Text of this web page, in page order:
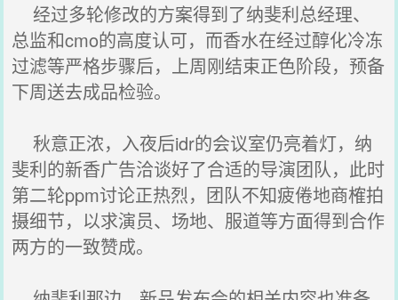
经过多轮修改的方案得到了纳斐利总经理、
总监和cmo的高度认可，而香水在经过醇化冷冻
过滤等严格步骤后，上周刚结束正色阶段，预备
下周送去成品检验。
秋意正浓，入夜后idr的会议室仍亮着灯，纳
斐利的新香广告洽谈好了合适的导演团队，此时
第二轮ppm讨论正热烈，团队不知疲倦地商榷拍
摄细节，以求演员、场地、服道等方面得到合作
两方的一致赞成。